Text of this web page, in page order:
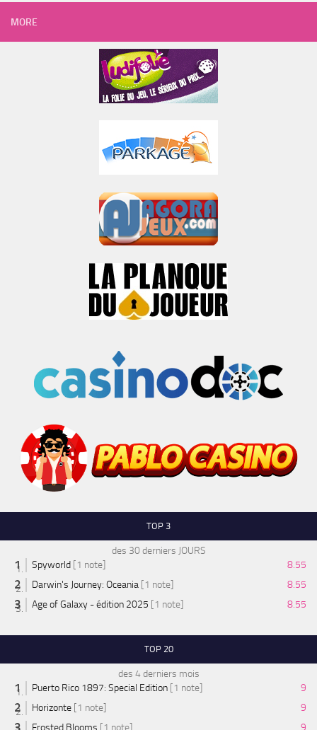
MORE
TOP 3
des 30 derniers JOURS
Spyworld [1 note]
8.55
Darwin's Journey: Oceania [1 note]
8.55
Age of Galaxy - édition 2025 [1 note] 8.55
TOP 20
des 4 derniers mois
Puerto Rico 1897: Special Edition [1 note]
9
Horizonte [1 note]
9
Frosted Blooms [1 note]
9